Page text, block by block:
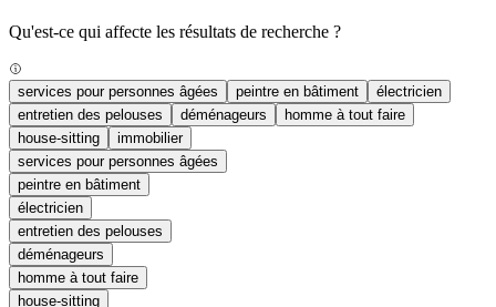
Qu'est-ce qui affecte les résultats de recherche ?
services pour personnes âgées peintre en bâtiment
électricien
entretien des pelouses
déménageurs
homme à tout faire
house-sitting
immobilier
services pour personnes âgées
peintre en bâtiment
électricien
entretien des pelouses
déménageurs
homme à tout faire
house-sitting